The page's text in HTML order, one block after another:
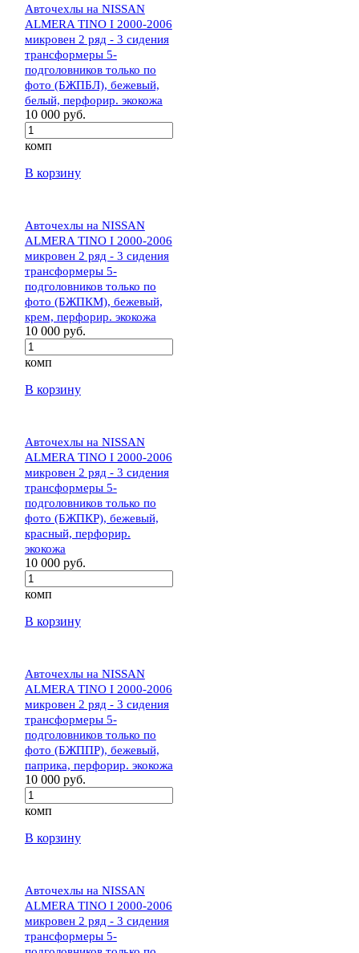
Авточехлы на NISSAN
ALMERA TINO I 2000-2006
микровен 2 ряд - 3 сидения
трансформеры 5-
подголовников только по
фото (БЖПБЛ), бежевый,
белый, перфорир. экокожа
10 000 руб.
комп
В корзину
Авточехлы на NISSAN
ALMERA TINO I 2000-2006
микровен 2 ряд - 3 сидения
трансформеры 5-
подголовников только по
фото (БЖПКМ), бежевый,
крем, перфорир. экокожа
10 000 руб.
комп
В корзину
Авточехлы на NISSAN
ALMERA TINO I 2000-2006
микровен 2 ряд - 3 сидения
трансформеры 5-
подголовников только по
фото (БЖПКР), бежевый,
красный, перфорир.
экокожа
10 000 руб.
комп
В корзину
Авточехлы на NISSAN
ALMERA TINO I 2000-2006
микровен 2 ряд - 3 сидения
трансформеры 5-
подголовников только по
фото (БЖППР), бежевый,
паприка, перфорир. экокожа
10 000 руб.
комп
В корзину
Авточехлы на NISSAN
ALMERA TINO I 2000-2006
микровен 2 ряд - 3 сидения
трансформеры 5-